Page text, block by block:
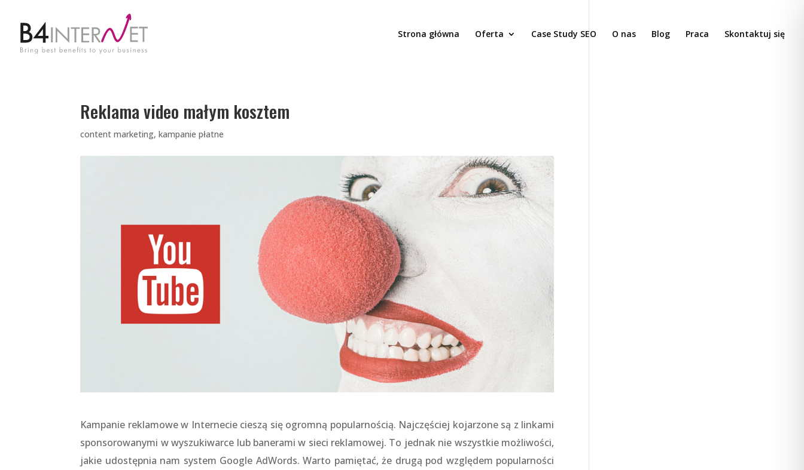
Strona główna Oferta Case Study SEO O nas Blog Praca Skontaktuj się
Reklama video małym kosztem
content marketing,kampanie płatne
Kampanie reklamowe w Internecie cieszą się ogromną popularnością. Najczęściej kojarzone są z linkami
sponsorowanymi w wyszukiwarce lub banerami w sieci reklamowej. To jednak nie wszystkie możliwości,
jakie udostępnia nam system Google AdWords. Warto pamiętać, że drugą pod względem popularności